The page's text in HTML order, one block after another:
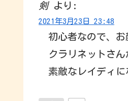
剣 より:
2021年3月23日 23:48
初心者なので、お
クラリネットさん
素敵なレイディに